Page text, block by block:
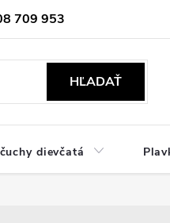
709 953
HĽADAŤ
dievčatá